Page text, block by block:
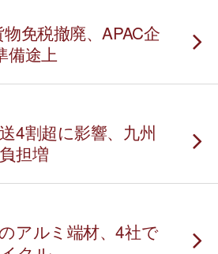
免税撤廃、APAC企
備途上
4割超に影響、九州
担増
アルミ端材、4社で